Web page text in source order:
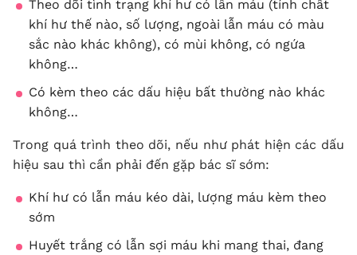
Theo dõi tình trạng khí hư có lẫn máu (tính chất
khí hư thế nào, số lượng, ngoài lẫn máu có màu
sắc nào khác không), có mùi không, có ngứa
không…
Có kèm theo các dấu hiệu bất thường nào khác
không…
Trong quá trình theo dõi, nếu như phát hiện các dấu
hiệu sau thì cần phải đến gặp bác sĩ sớm:
Khí hư có lẫn máu kéo dài, lượng máu kèm theo
sớm
Huyết trắng có lẫn sợi máu khi mang thai, đang